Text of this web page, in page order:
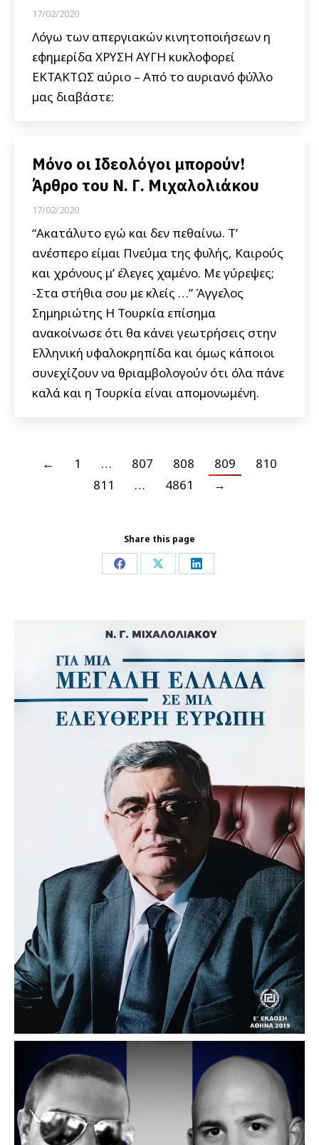
17/02/2020
Λόγω των απεργιακών κινητοποιήσεων η
εφημερίδα ΧΡΥΣΗ ΑΥΓΗ κυκλοφορεί
ΕΚΤΑΚΤΩΣ αύριο – Από το αυριανό φύλλο
μας διαβάστε:
Μόνο οι Ιδεολόγοι μπορούν!
Άρθρο του Ν. Γ. Μιχαλολιάκου
17/02/2020
“Ακατάλυτο εγώ και δεν πεθαίνω. Τ’
ανέσπερο είμαι Πνεύμα της φυλής, Καιρούς
και χρόνους μ’ έλεγες χαμένο. Με γύρεψες;
-Στα στήθια σου με κλείς …” Άγγελος
Σημηριώτης Η Τουρκία επίσημα
ανακοίνωσε ότι θα κάνει γεωτρήσεις στην
Ελληνική υφαλοκρηπίδα και όμως κάποιοι
συνεχίζουν να θριαμβολογούν ότι όλα πάνε
καλά και η Τουρκία είναι απομονωμένη.
← 1 … 807 808 809
810
811
… 4861 →
Share this page
Share Share Share